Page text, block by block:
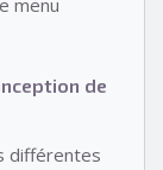
de
différentes